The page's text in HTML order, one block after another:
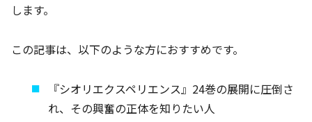
します。
この記事は、以下のような方におすすめです。
『シオリエクスペリエンス』24巻の展開に圧倒さ
れ、その興奮の正体を知りたい人